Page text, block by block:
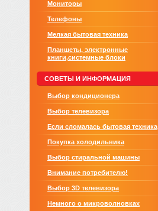
Мониторы
Телефоны
Мелкая бытовая техника
Планшеты, электронные
книги,системные блоки
СОВЕТЫ И ИНФОРМАЦИЯ
Выбор кондиционера
Выбор телевизора
Если сломалась бытовая техника
Покупка холодильника
Выбор стиральной машины
Внимание потребителю!
Выбор 3D телевизора
Немного о микроволновках